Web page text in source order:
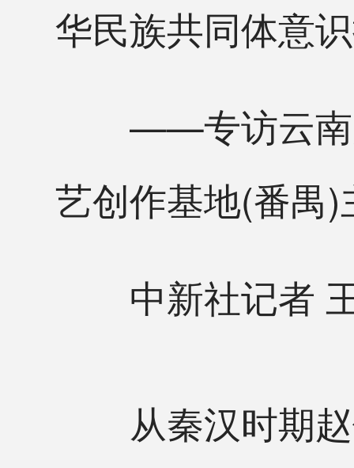
华民族共同体意
——专访云南师
艺创作基地(番禺)
中新社记者
从秦汉时期赵